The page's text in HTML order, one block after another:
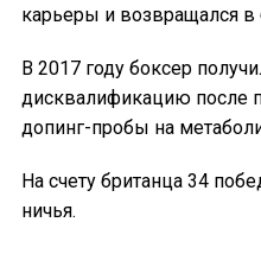
карьеры и возвращался
В 2017 году боксер
дисквалификацию после
допинг-пробы на
На счету британца 34
ничья.